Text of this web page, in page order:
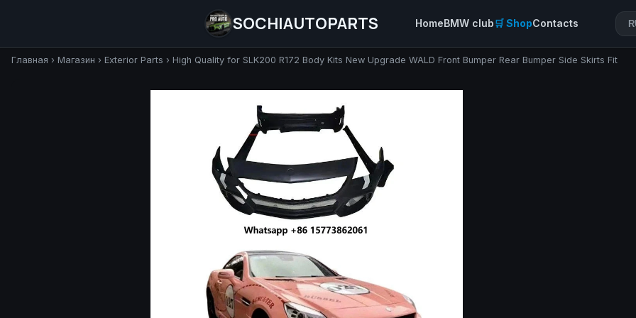
SOCHIAUTOPARTS HomeBMW club🛒 ShopContacts
Главная › Магазин › Exterior Parts › High Quality for SLK200 R172 Body Kits New Upgrade WALD Front Bumper Rear Bumper Side Skirts Fit